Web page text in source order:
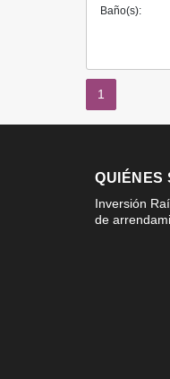
Baño(s):
1
QUIÉNES
Inversión
de